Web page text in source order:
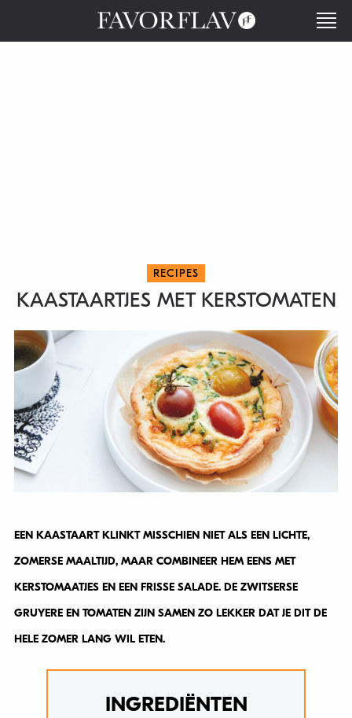
RECIPES
KAASTAARTJES MET KERSTOMATEN
EEN KAASTAART KLINKT MISSCHIEN NIET ALS EEN LICHTE,
ZOMERSE MAALTIJD, MAAR COMBINEER HEM EENS MET
KERSTOMAATJES EN EEN FRISSE SALADE. DE ZWITSERSE
GRUYERE EN TOMATEN ZIJN SAMEN ZO LEKKER DAT JE DIT DE
HELE ZOMER LANG WIL ETEN.
INGREDIËNTEN